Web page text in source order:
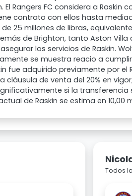
El Rangers FC considera a
contrato con ellos hasta
25 millones de libras,
de Brighton, tanto Aston
los servicios de Raskin.
se muestra reacio a
fue adquirido previamente por el
cláusula de venta del 20% en
si la transferencia
de Raskin se estima en 10,00
Todos